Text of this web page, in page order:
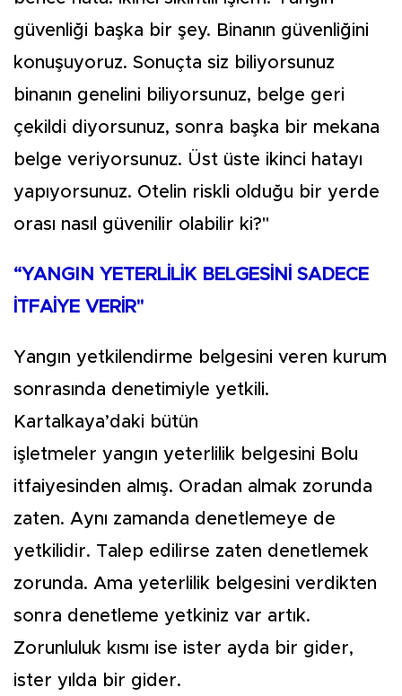
güvenliği başka bir şey. Binanın güvenliğini
konuşuyoruz. Sonuçta siz biliyorsunuz
binanın genelini biliyorsunuz, belge geri
çekildi diyorsunuz, sonra başka bir mekana
belge veriyorsunuz. Üst üste ikinci hatayı
yapıyorsunuz. Otelin riskli olduğu bir yerde
orası nasıl güvenilir olabilir ki?"
“YANGIN YETERLİLİK BELGESİNİ SADECE
İTFAİYE VERİR"
Yangın yetkilendirme belgesini veren kurum
sonrasında denetimiyle yetkili.
Kartalkaya’daki bütün
işletmeler yangın yeterlilik belgesini Bolu
itfaiyesinden almış. Oradan almak zorunda
zaten. Aynı zamanda denetlemeye de
yetkilidir. Talep edilirse zaten denetlemek
zorunda. Ama yeterlilik belgesini verdikten
sonra denetleme yetkiniz var artık.
Zorunluluk kısmı ise ister ayda bir gider,
ister yılda bir gider.